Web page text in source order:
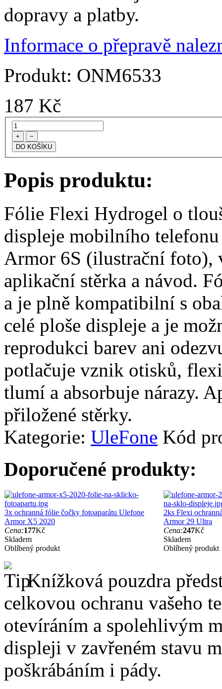
dopravy a platby.
Informace o přepravě
Produkt: ONM6533
187 Kč
+ −
Popis produktu:
Fólie Flexi Hydrogel o
displeje mobilního
Armor 6S (ilustrační foto),
aplikační stěrka a návod.
a je plně kompatibilní s
celé ploše displeje a je
reprodukci barev ani
potlačuje vznik otisků,
tlumí a absorbuje nárazy.
přiložené stěrky.
Kategorie: UleFone Kód
Doporučené produkty:
3x ochranná fólie čočky fotoaparátu Ulefone
Armor X5 2020
Cena:177Kč
Skladem
Oblíbený produkt
2ks Flexi
Armor 29 Ultra
Cena:247Kč
Skladem
Oblíbený produkt
Knížková pouzdra
celkovou ochranu vašeho
otevíráním a spolehlivým
displeji v zavřeném stavu
poškrábáním i pády.